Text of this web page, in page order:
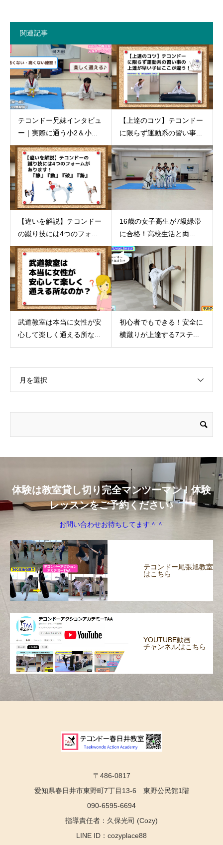
関連記事
テコンドー兄妹インタビュ
ー｜実際に通う小2＆小...
【上達のコツ】テコンドー
に限らず運動系の習い事...
【違いを解説】テコンドー
の蹴り技には4つのフォ...
16歳の女子高生が7級緑帯
に合格！高校生活と両...
武道教室は本当に女性が安
心して楽しく通える所な...
初心者でもできる！安全に
横蹴りが上達する7ステ...
月を選択
体験は教室貸し切り完全マンツーマン！体験
レッスンをご予約ください♪
お問い合わせお待ちしてます＾＾
テコンドー尾張旭教室
はこちら
YOUTUBE動画
チャンネルはこちら
〒486-0817
愛知県春日井市東野町7丁目13-6 東野公民館1階
090-6595-6694
指導責任者：久保光司 (Cozy)
LINE ID：cozyplace88